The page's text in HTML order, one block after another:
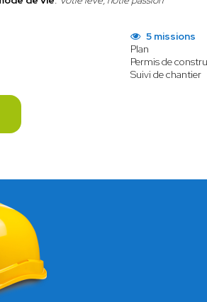
5 missions
Plan
Permis de
Suivi de chantier